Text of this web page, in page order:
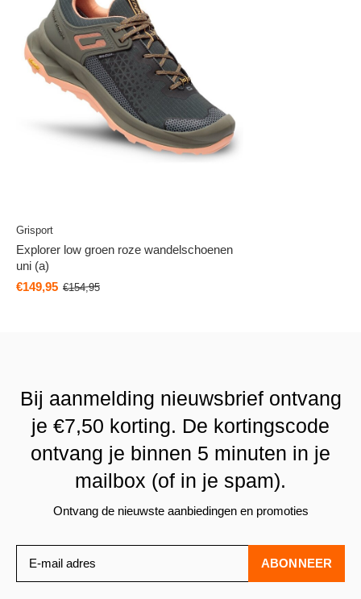
Grisport
Explorer low groen roze wandelschoenen
uni (a)
€149,95 €154,95
Bij aanmelding nieuwsbrief ontvang
je €7,50 korting. De kortingscode
ontvang je binnen 5 minuten in je
mailbox (of in je spam).
Ontvang de nieuwste aanbiedingen en promoties
ABONNEER